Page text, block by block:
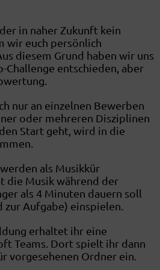
in naher Zukunft kein
wir euch persönlich
diesem Grund haben wir uns
Challenge entschieden, aber
nur an einzelnen Bewerben
oder mehreren Disziplinen
Start geht, wird in die
als Musikkür
die Musik während der
als 4 Minuten dauern soll
zur Aufgabe) einspielen.
erhaltet ihr eine
Teams. Dort spielt ihr dann
vorgesehenen Ordner ein.